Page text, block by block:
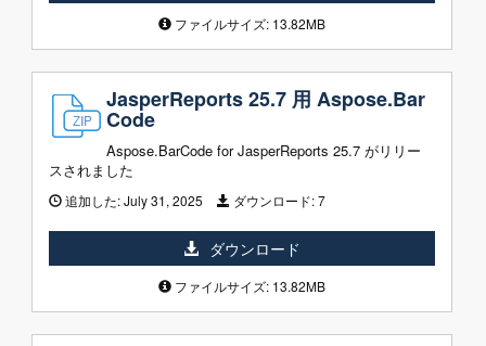
ファイルサイズ: 13.82MB
JasperReports 25.7 用 Aspose.Bar
Code
Aspose.BarCode for JasperReports 25.7 がリリー
スされました
追加した:July 31, 2025 ダウンロード:7
ダウンロード
ファイルサイズ: 13.82MB